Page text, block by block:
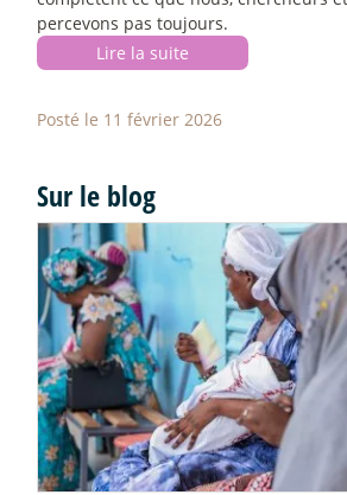
percevons pas toujours.
Lire la suite
Posté le 11 février 2026
Sur le blog